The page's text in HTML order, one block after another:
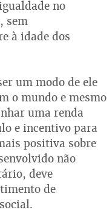
no
sem
à idade dos
um modo de ele
o mundo e mesmo
uma renda
e incentivo para
positiva sobre
não
deve
de